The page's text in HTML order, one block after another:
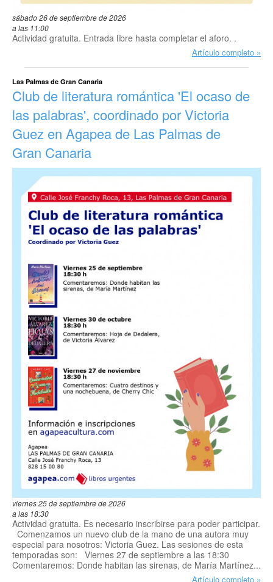
sábado 26 de septiembre de 2026
a las 11:00
Actividad gratuita. Entrada libre hasta completar el aforo. .
Artículo completo
Las Palmas de Gran Canaria
Club de literatura romántica 'El ocaso de
las palabras', coordinado por Victoria
Guez en Agapea de Las Palmas de
Gran Canaria
viernes 25 de septiembre de 2026
a las 18:30
Actividad gratuita. Es necesario inscribirse para poder participar.
Comenzamos un nuevo club de la mano de una autora muy
especial para nosotros: Victoria Guez. Las sesiones de esta
temporadas son: Viernes 27 de septiembre a las 18:30
Comentaremos: Donde habitan las sirenas, de María Martínez...
Artículo completo